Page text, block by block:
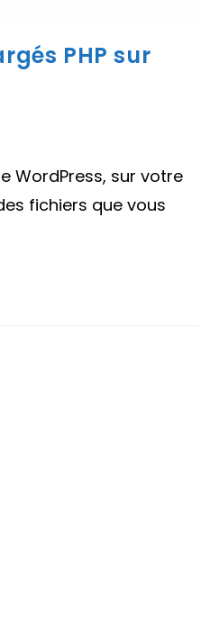
PHP sur
WordPress, sur votre
fichiers que vous